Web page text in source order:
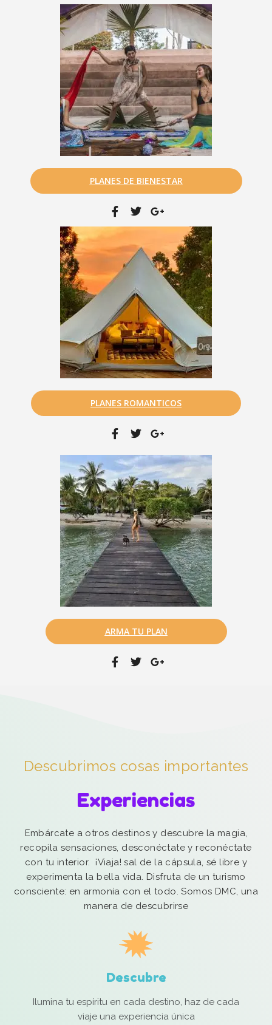
PLANES DE BIENESTAR
PLANES ROMANTICOS
ARMA TU PLAN
Descubrimos cosas importantes
Experiencias
Embárcate a otros destinos y descubre la magia,
recopila sensaciones, desconéctate y reconéctate
con tu interior. ¡Viaja! sal de la cápsula, sé libre y
experimenta la bella vida. Disfruta de un turismo
consciente: en armonía con el todo. Somos DMC, una
manera de descubrirse
Descubre
Ilumina tu espíritu en cada destino, haz de cada
viaje una experiencia única